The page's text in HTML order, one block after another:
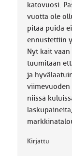
katovuosi.
vuotta ole
pitää puida
ennustettiin
Nyt kait
tuumitaan
ja
viimevuoden
niissä
Kirjattu